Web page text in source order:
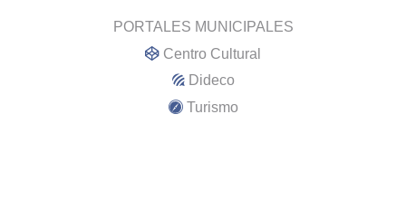
PORTALES MUNICIPALES
Centro Cultural
Dideco
Turismo